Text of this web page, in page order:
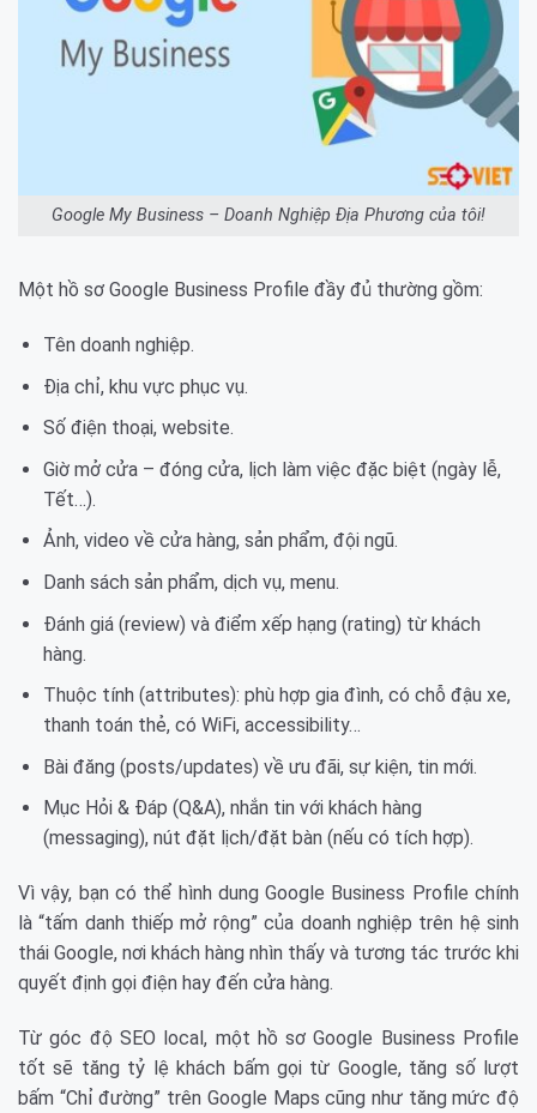
Google My Business – Doanh Nghiệp Địa Phương của tôi!
Một hồ sơ Google Business Profile đầy đủ thường gồm:
Tên doanh nghiệp.
Địa chỉ, khu vực phục vụ.
Số điện thoại, website.
Giờ mở cửa – đóng cửa, lịch làm việc đặc biệt (ngày lễ,
Tết…).
Ảnh, video về cửa hàng, sản phẩm, đội ngũ.
Danh sách sản phẩm, dịch vụ, menu.
Đánh giá (review) và điểm xếp hạng (rating) từ khách
hàng.
Thuộc tính (attributes): phù hợp gia đình, có chỗ đậu xe,
thanh toán thẻ, có WiFi, accessibility…
Bài đăng (posts/updates) về ưu đãi, sự kiện, tin mới.
Mục Hỏi & Đáp (Q&A), nhắn tin với khách hàng
(messaging), nút đặt lịch/đặt bàn (nếu có tích hợp).
Vì vậy, bạn có thể hình dung Google Business Profile chính
là “tấm danh thiếp mở rộng” của doanh nghiệp trên hệ sinh
thái Google, nơi khách hàng nhìn thấy và tương tác trước khi
quyết định gọi điện hay đến cửa hàng.
Từ góc độ SEO local, một hồ sơ Google Business Profile
tốt sẽ tăng tỷ lệ khách bấm gọi từ Google, tăng số lượt
bấm “Chỉ đường” trên Google Maps cũng như tăng mức độ